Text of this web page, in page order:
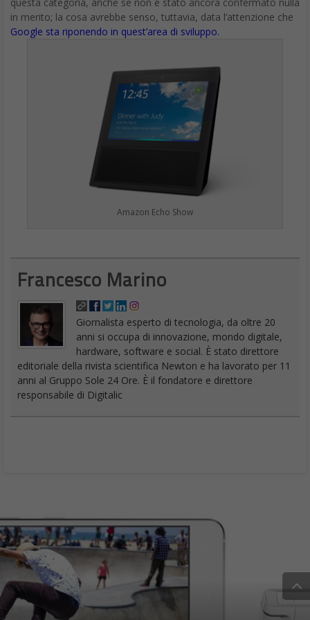
questa categoria, anche se non è stato ancora confermato nulla
in merito; la cosa avrebbe senso, tuttavia, data l’attenzione che
Google sta riponendo in quest’area di sviluppo.
Amazon Echo Show
Francesco Marino
Giornalista esperto di tecnologia, da oltre 20
anni si occupa di innovazione, mondo digitale,
hardware, software e social. È stato direttore
editoriale della rivista scientifica Newton e ha lavorato per 11
anni al Gruppo Sole 24 Ore. È il fondatore e direttore
responsabile di Digitalic